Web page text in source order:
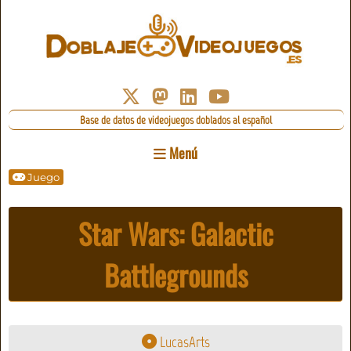
Base de datos de videojuegos doblados al español
Menú
Juego
Star Wars: Galactic
Battlegrounds
LucasArts